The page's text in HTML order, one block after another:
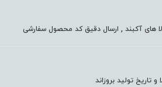
های آکبند , ارسال دقیق کد محصول سفارشی
تاریخ تولید بروزاند